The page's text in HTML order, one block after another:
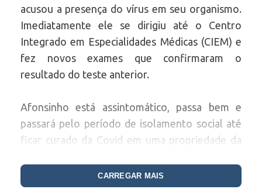
acusou a presença do vírus em seu organismo.
Imediatamente ele se dirigiu até o Centro
Integrado em Especialidades Médicas (CIEM) e
fez novos exames que confirmaram o
resultado do teste anterior.
Afonsinho está assintomático, passa bem e
passará pelo período de isolamento social até
ficar curado da Covid em uma propriedade da
Por ser um homem público, o vereador
CARREGAR MAIS